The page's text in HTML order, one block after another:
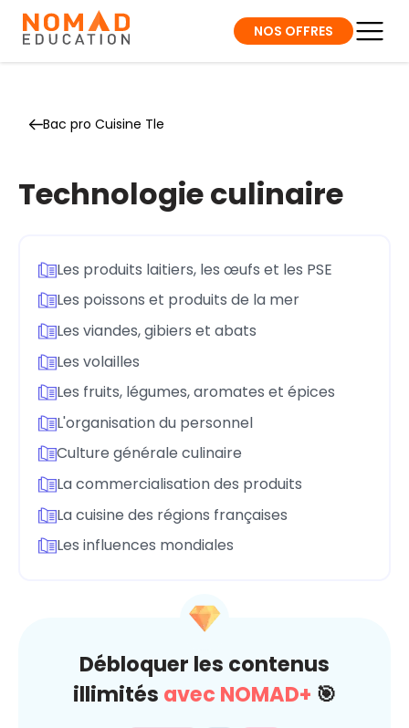
NOS OFFRES
Bac pro Cuisine Tle
Technologie culinaire
Les produits laitiers, les œufs et les PSE
Les poissons et produits de la mer
Les viandes, gibiers et abats
Les volailles
Les fruits, légumes, aromates et épices
L'organisation du personnel
Culture générale culinaire
La commercialisation des produits
La cuisine des régions françaises
Les influences mondiales
Débloquer les contenus
illimités avec NOMAD+ 🎯